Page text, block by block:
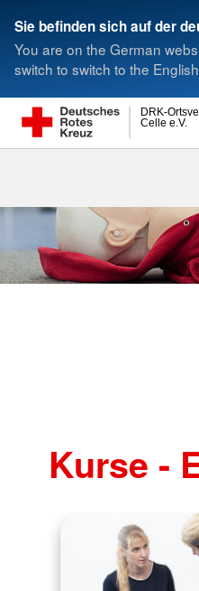
Sie befinden sich auf der
You are on the German
switch to switch to the
Celle e.V.
DRK-
Kurse -